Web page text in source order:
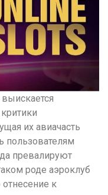
их авиачасть
пользователям
превалируют
роде аэроклуб
отнесение к